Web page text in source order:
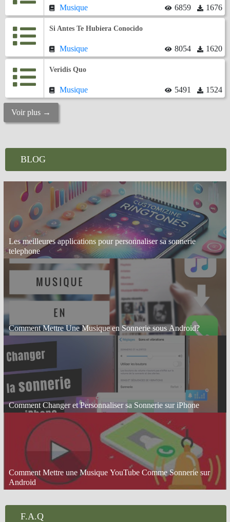
Musique 6859 1676
Si Antes Te Hubiera Conocido
Musique 8054 1620
Veridis Quo
Musique 5491 1524
Voir plus →
BLOG
Les meilleures applications pour personnaliser sa sonnerie
telephone
Comment Mettre Une Musique en Sonnerie sous Android?
Comment Changer et Personnaliser sa Sonnerie sur iPhone
Comment Mettre une Musique YouTube Comme Sonnerie sur
Android
F.A.Q